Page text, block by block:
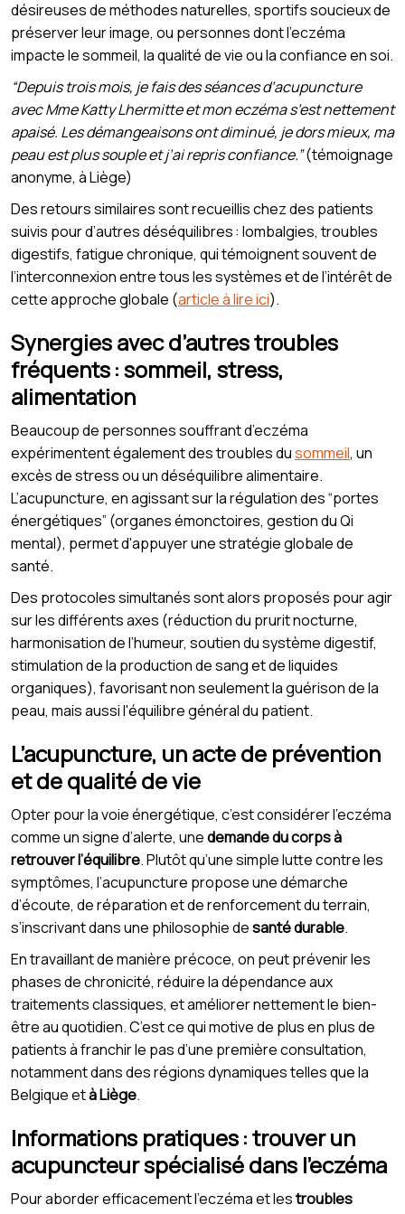
désireuses de méthodes naturelles, sportifs soucieux de
préserver leur image, ou personnes dont l’eczéma
impacte le sommeil, la qualité de vie ou la confiance en soi.
“Depuis trois mois, je fais des séances d’acupuncture
avec Mme Katty Lhermitte et mon eczéma s’est nettement
apaisé. Les démangeaisons ont diminué, je dors mieux, ma
peau est plus souple et j’ai repris confiance.”(témoignage
anonyme, à Liège)
Des retours similaires sont recueillis chez des patients
suivis pour d’autres déséquilibres : lombalgies, troubles
digestifs, fatigue chronique, qui témoignent souvent de
l’interconnexion entre tous les systèmes et de l’intérêt de
cette approche globale (article à lire ici).
Synergies avec d’autres troubles
fréquents : sommeil, stress,
alimentation
Beaucoup de personnes souffrant d’eczéma
expérimentent également des troubles dusommeil, un
excès de stress ou un déséquilibre alimentaire.
L’acupuncture, en agissant sur la régulation des “portes
énergétiques” (organes émonctoires, gestion du Qi
mental), permet d'appuyer une stratégie globale de
santé.
Des protocoles simultanés sont alors proposés pour agir
sur les différents axes (réduction du prurit nocturne,
harmonisation de l’humeur, soutien du système digestif,
stimulation de la production de sang et de liquides
organiques), favorisant non seulement la guérison de la
peau, mais aussi l'équilibre général du patient.
L’acupuncture, un acte de prévention
et de qualité de vie
Opter pour la voie énergétique, c’est considérer l’eczéma
comme un signe d’alerte, unedemande du corps à
retrouver l’équilibre. Plutôt qu’une simple lutte contre les
symptômes, l’acupuncture propose une démarche
d’écoute, de réparation et de renforcement du terrain,
s’inscrivant dans une philosophie desanté durable.
En travaillant de manière précoce, on peut prévenir les
phases de chronicité, réduire la dépendance aux
traitements classiques, et améliorer nettement le bien-
être au quotidien. C’est ce qui motive de plus en plus de
patients à franchir le pas d’une première consultation,
notamment dans des régions dynamiques telles que la
Belgique età Liège.
Informations pratiques : trouver un
acupuncteur spécialisé dans l’eczéma
Pour aborder efficacement l’eczéma et lestroubles